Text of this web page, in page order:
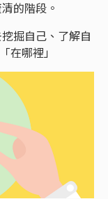
的階段。
掘自己、了解自
在哪裡」